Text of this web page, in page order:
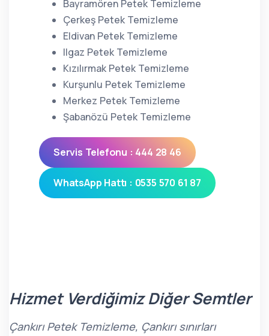
Bayramören Petek Temizleme
Çerkeş Petek Temizleme
Eldivan Petek Temizleme
Ilgaz Petek Temizleme
Kızılırmak Petek Temizleme
Kurşunlu Petek Temizleme
Merkez Petek Temizleme
Şabanözü Petek Temizleme
Servis Telefonu : 444 28 46
WhatsApp Hattı : 0535 570 61 87
Hizmet Verdiğimiz Diğer Semtler
Çankırı Petek Temizleme, Çankırı sınırları